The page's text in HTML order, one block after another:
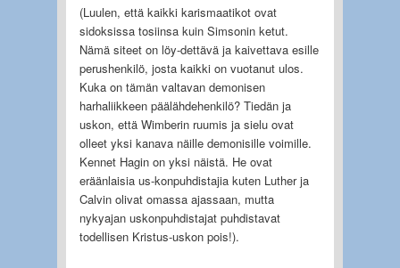
(Luulen, että kaikki karismaatikot ovat
sidoksissa tosiinsa kuin Simsonin ketut.
Nämä siteet on löy-dettävä ja kaivettava esille
perushenkilö, josta kaikki on vuotanut ulos.
Kuka on tämän valtavan demonisen
harhaliikkeen päälähdehenkilö? Tiedän ja
uskon, että Wimberin ruumis ja sielu ovat
olleet yksi kanava näille demonisille voimille.
Kennet Hagin on yksi näistä. He ovat
eräänlaisia us-konpuhdistajia kuten Luther ja
Calvin olivat omassa ajassaan, mutta
nykyajan uskonpuhdistajat puhdistavat
todellisen Kristus-uskon pois!).